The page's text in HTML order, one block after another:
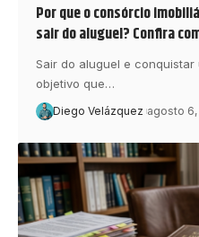
Por que o consórcio
sair do aluguel? Confira
Sair do aluguel e conquistar
objetivo que…
Diego Velázquez agosto 6,